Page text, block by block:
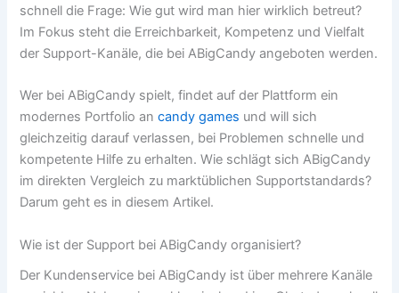
schnell die Frage: Wie gut wird man hier wirklich betreut?
Im Fokus steht die Erreichbarkeit, Kompetenz und Vielfalt
der Support-Kanäle, die bei ABigCandy angeboten werden.
Wer bei ABigCandy spielt, findet auf der Plattform ein
modernes Portfolio ancandy games und will sich
gleichzeitig darauf verlassen, bei Problemen schnelle und
kompetente Hilfe zu erhalten. Wie schlägt sich ABigCandy
im direkten Vergleich zu marktüblichen Supportstandards?
Darum geht es in diesem Artikel.
Wie ist der Support bei ABigCandy organisiert?
Der Kundenservice bei ABigCandy ist über mehrere Kanäle